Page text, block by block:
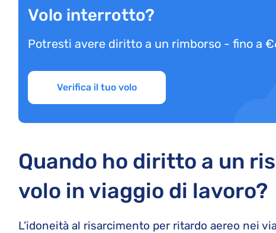
Volo interrotto?
Potresti avere diritto a un rimborso - fino a
Verifica il tuo volo
Quando ho diritto a un
volo in viaggio di lavoro?
L’idoneità al risarcimento per ritardo aereo nei